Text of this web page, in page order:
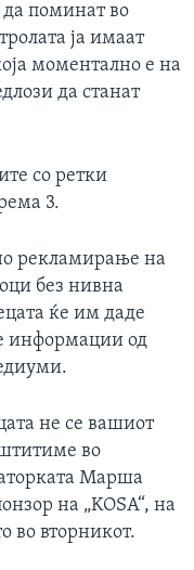
да поминат во
ја имаат
моментално е на
да станат
со ретки
3.
рекламирање на
без нивна
ќе им даде
информации од
не се вашиот
во
Марша
на „KOSA“, на
во вторникот.